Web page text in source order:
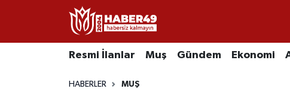
Resmi İlanlar Muş Gündem Ekonomi
HABERLER MUŞ
Resmi İlanlar
Uşak Nöbetçi Eczaneler